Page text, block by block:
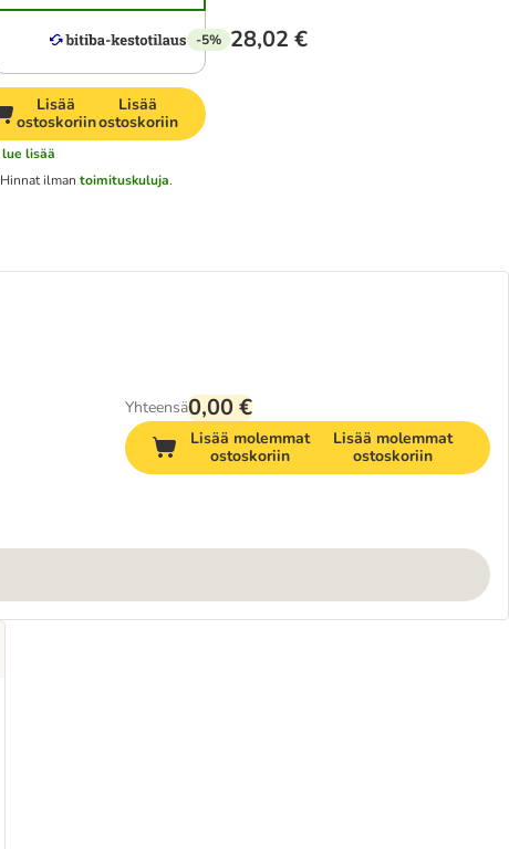
-5% 28,02 €
Lisää
ostoskoriin
Lisää
ostoskoriin
lue lisää
Hinnat ilman toimituskuluja.
Yhteensä0,00 €
Lisää molemmat
ostoskoriin
Lisää molemmat
ostoskoriin